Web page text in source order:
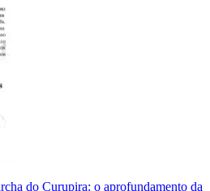
do Curupira: o aprofundamento da